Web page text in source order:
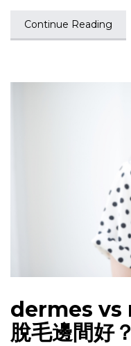
Continue Reading
dermes vs
脫毛邊間好